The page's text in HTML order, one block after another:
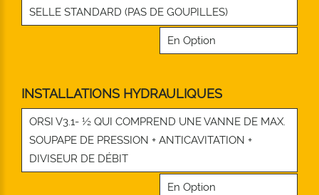
SELLE STANDARD (PAS DE GOUPILLES)
En Option
INSTALLATIONS HYDRAULIQUES
ORSI V3.1- ½ QUI COMPREND UNE VANNE DE MAX.
SOUPAPE DE PRESSION + ANTICAVITATION +
DIVISEUR DE DÉBIT
En Option